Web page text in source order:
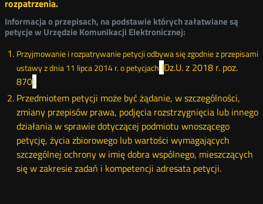
rozpatrzenia.
Informacja o przepisach, na podstawie których załatwiane są
petycje w Urzędzie Komunikacji Elektronicznej:
Przyjmowanie i rozpatrywanie petycji odbywa się zgodnie z przepisami
ustawy z dnia 11 lipca 2014 r. o petycjach (Dz.U. z 2018 r. poz.
870).
Przedmiotem petycji może być żądanie, w szczególności,
zmiany przepisów prawa, podjęcia rozstrzygnięcia lub innego
działania w sprawie dotyczącej podmiotu wnoszącego
petycję, życia zbiorowego lub wartości wymagających
szczególnej ochrony w imię dobra wspólnego, mieszczących
się w zakresie zadań i kompetencji adresata petycji.